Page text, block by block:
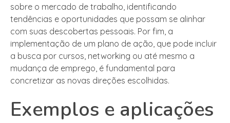
sobre o mercado de trabalho, identificando
tendências e oportunidades que possam se alinhar
com suas descobertas pessoais. Por fim, a
implementação de um plano de ação, que pode incluir
a busca por cursos, networking ou até mesmo a
mudança de emprego, é fundamental para
concretizar as novas direções escolhidas.
Exemplos e aplicações